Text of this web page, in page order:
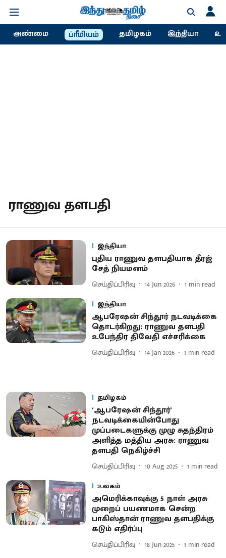
அண்மை ப்ரீமியம் தமிழகம் இந்தியா
ராணுவ தளபதி
இந்தியா
புதிய ராணுவ தளபதியாக தீரஜ்
சேத் நியமனம்
செய்திப்பிரிவு 14 Jun 2026 1 min read
இந்தியா
ஆபரேஷன் சிந்தூர் நடவடிக்கை
தொடர்கிறது: ராணுவ தளபதி
உபேந்திர திவேதி எச்சரிக்கை
செய்திப்பிரிவு 14 Jan 2026 1 min read
தமிழகம்
‘ஆபரேஷன் சிந்தூர்’
நடவடிக்கையின்போது
முப்படைகளுக்கு முழு சுதந்திரம்
அளித்த மத்திய அரசு: ராணுவ
தளபதி நெகிழ்ச்சி
செய்திப்பிரிவு 10 Aug 2025 1 min read
உலகம்
அமெரிக்காவுக்கு 5 நாள் அரசு
முறைப் பயணமாக சென்ற ​
பாகிஸ்தான் ராணுவ தளபதிக்கு
கடும் எதிர்ப்பு
செய்திப்பிரிவு 18 Jun 2025 1 min read